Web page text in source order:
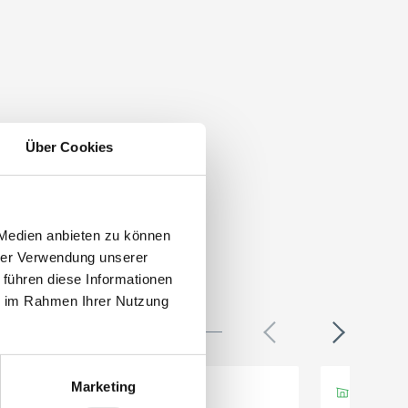
Über Cookies
anbieten zu können
Verwendung unserer
diese Informationen
Rahmen Ihrer Nutzung
Marketing